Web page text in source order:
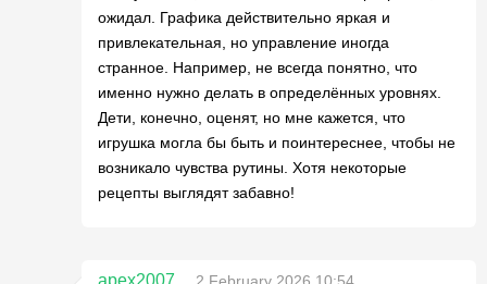
ожидал. Графика действительно яркая и
привлекательная, но управление иногда
странное. Например, не всегда понятно, что
именно нужно делать в определённых уровнях.
Дети, конечно, оценят, но мне кажется, что
игрушка могла бы быть и поинтереснее, чтобы не
возникало чувства рутины. Хотя некоторые
рецепты выглядят забавно!
apex2007